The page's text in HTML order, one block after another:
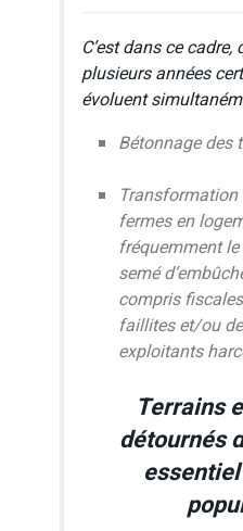
C’est dans ce
plusieurs années
évoluent
Bétonnage des
Transformation
fermes en
fréquemment
semé
compris
faillites et/ou
exploitants
Terrains
détournés